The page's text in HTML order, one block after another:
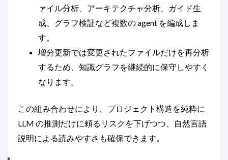
ァイル分析、アーキテクチャ分析、ガイド生
成、グラフ検証など複数の agent を編成しま
す。
増分更新では変更されたファイルだけを再分析
するため、知識グラフを継続的に保守しやすく
なります。
この組み合わせにより、プロジェクト構造を純粋に
LLM の推測だけに頼るリスクを下げつつ、自然言語
説明による読みやすさも確保できます。